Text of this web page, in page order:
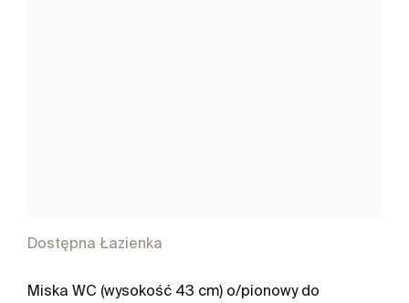
Dostępna Łazienka
Miska WC (wysokość 43 cm) o/pionowy do